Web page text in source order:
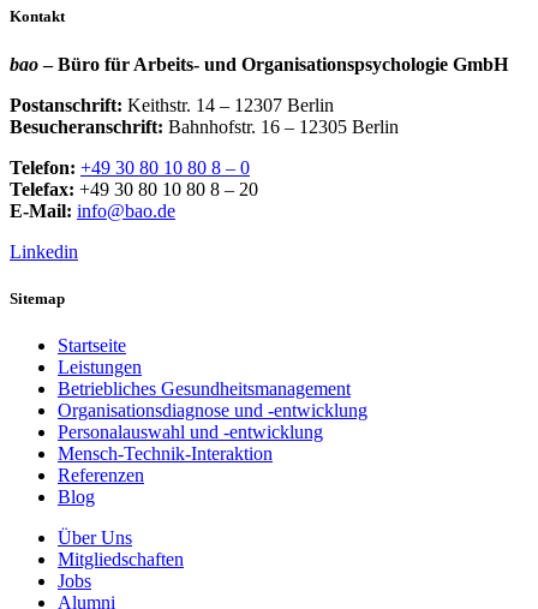
Kontakt
bao– Büro für Arbeits- und Organisationspsychologie GmbH
Postanschrift: Keithstr. 14 – 12307 Berlin
Besucheranschrift: Bahnhofstr. 16 – 12305 Berlin
Telefon: +49 30 80 10 80 8 – 0
Telefax: +49 30 80 10 80 8 – 20
E-Mail: info@bao.de
Linkedin
Sitemap
Startseite
Leistungen
Betriebliches Gesundheitsmanagement
Organisationsdiagnose und -entwicklung
Personalauswahl und -entwicklung
Mensch-Technik-Interaktion
Referenzen
Blog
Über Uns
Mitgliedschaften
Jobs
Alumni